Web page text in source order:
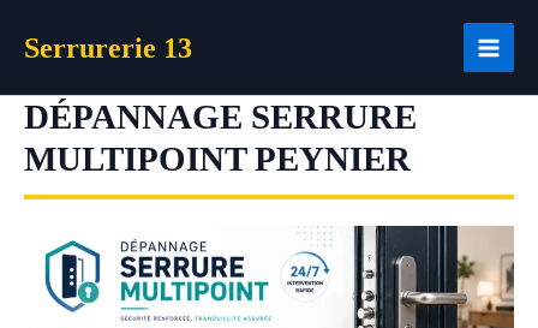
Serrurerie 13
DÉPANNAGE SERRURE
MULTIPOINT PEYNIER